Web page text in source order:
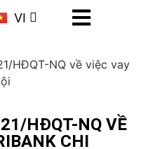
VI
CN
HĐQT-NQ về việc vay
HĐQT-NQ VỀ
CHI